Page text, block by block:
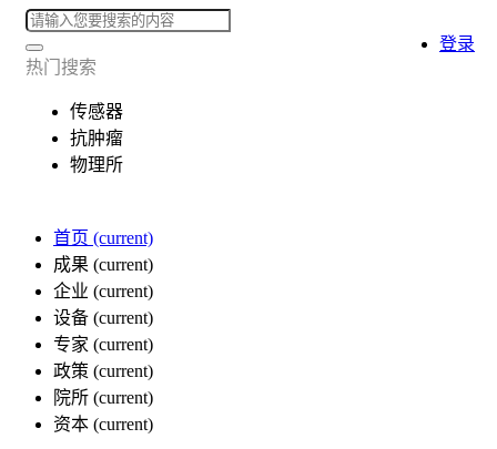
热门搜索
传感器
抗肿瘤
物理所
首页 (current)
成果 (current)
企业 (current)
设备 (current)
专家 (current)
政策 (current)
院所 (current)
资本 (current)
登录